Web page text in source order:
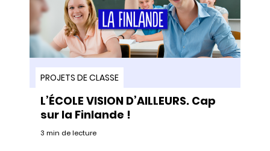
PROJETS DE CLASSE
L’ÉCOLE VISION D’AILLEURS. Cap
sur la Finlande !
3 min de lecture